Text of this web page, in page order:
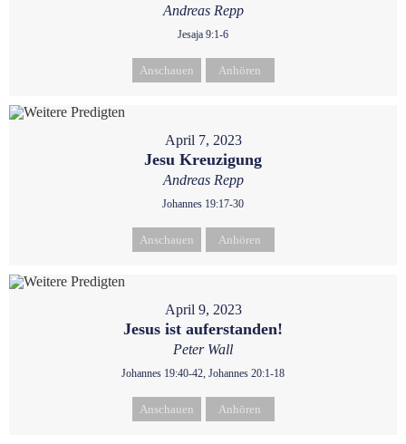
Andreas Repp
Jesaja 9:1-6
Anschauen Anhören
April 7, 2023
Jesu Kreuzigung
Andreas Repp
Johannes 19:17-30
Anschauen Anhören
April 9, 2023
Jesus ist auferstanden!
Peter Wall
Johannes 19:40-42, Johannes 20:1-18
Anschauen Anhören